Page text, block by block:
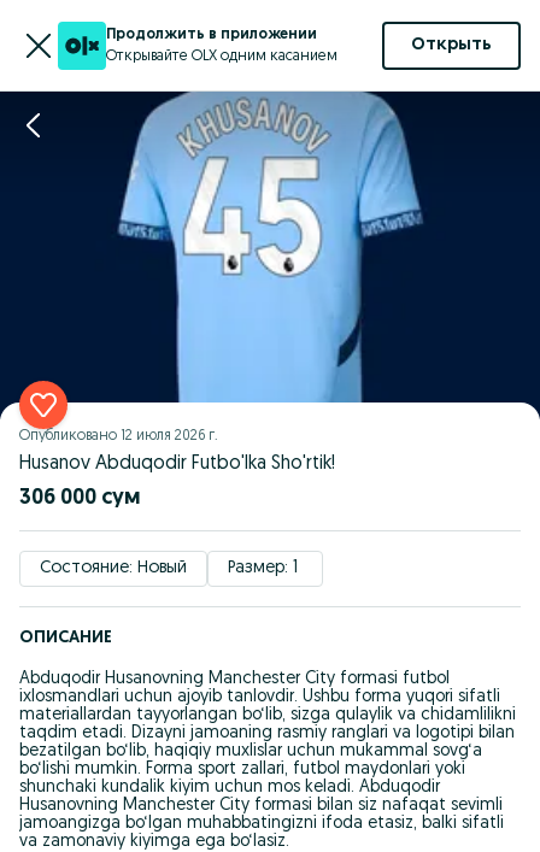
Продолжить в приложении
Открывайте OLX одним касанием
Открыть
Опубликовано 12 июля 2026 г.
Husanov Abduqodir Futbo'lka Sho'rtik!
306 000 сум
Состояние: Новый Размер: 1
ОПИСАНИЕ
Abduqodir Husanovning Manchester City formasi futbol
ixlosmandlari uchun ajoyib tanlovdir. Ushbu forma yuqori sifatli
materiallardan tayyorlangan bo‘lib, sizga qulaylik va chidamlilikni
taqdim etadi. Dizayni jamoaning rasmiy ranglari va logotipi bilan
bezatilgan bo‘lib, haqiqiy muxlislar uchun mukammal sovg‘a
bo‘lishi mumkin. Forma sport zallari, futbol maydonlari yoki
shunchaki kundalik kiyim uchun mos keladi. Abduqodir
Husanovning Manchester City formasi bilan siz nafaqat sevimli
jamoangizga bo‘lgan muhabbatingizni ifoda etasiz, balki sifatli
va zamonaviy kiyimga ega bo‘lasiz.